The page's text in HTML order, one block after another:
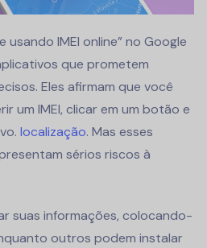
IMEI online” no Google
que prometem
Eles afirmam que você
um IMEI, clicar em um botão e
localização. Mas esses
sérios riscos à
suas informações, colocando-
outros podem instalar